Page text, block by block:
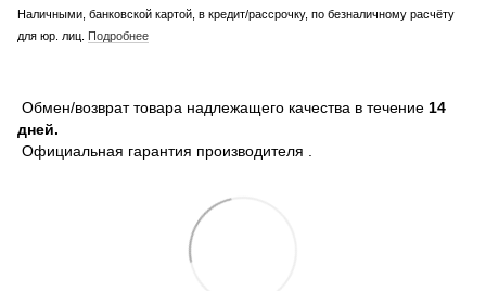
Наличными, банковской картой, в кредит/рассрочку, по безналичному расчёту
для юр. лиц. Подробнее
Обмен/возврат товара надлежащего качества в течение 14
дней.
Официальная гарантия производителя .